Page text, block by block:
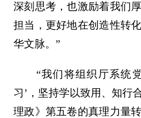
深刻思考，也激励着我们
担当，更好地在创造性转
华文脉。”
“我们将组织厅系统党
习’，坚持学以致用、知行
理政》第五卷的真理力量